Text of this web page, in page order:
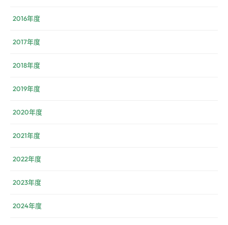
2016年度
2017年度
2018年度
2019年度
2020年度
2021年度
2022年度
2023年度
2024年度